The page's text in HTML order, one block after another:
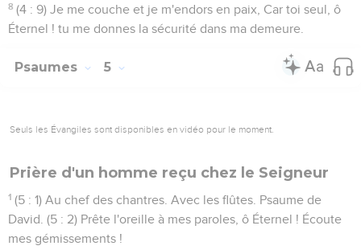
8 (4 : 9) Je me couche et je m'endors en paix, Car toi seul, ô
Éternel ! tu me donnes la sécurité dans ma demeure.
Psaumes 5
Seuls les Évangiles sont disponibles en vidéo pour le moment.
Prière d'un homme reçu chez le Seigneur
1 (5 : 1) Au chef des chantres. Avec les flûtes. Psaume de
David. (5 : 2) Prête l'oreille à mes paroles, ô Éternel ! Écoute
mes gémissements !